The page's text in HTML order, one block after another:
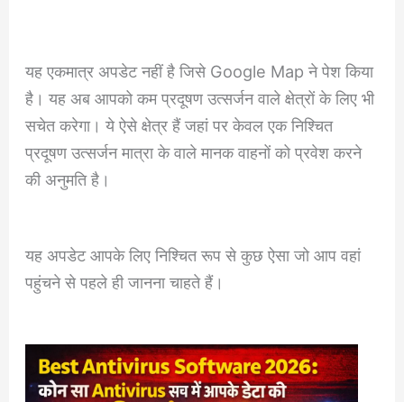
यह एकमात्र अपडेट नहीं है जिसे Google Map ने पेश किया
है। यह अब आपको कम प्रदूषण उत्सर्जन वाले क्षेत्रों के लिए भी
सचेत करेगा। ये ऐसे क्षेत्र हैं जहां पर केवल एक निश्चित
प्रदूषण उत्सर्जन मात्रा के वाले मानक वाहनों को प्रवेश करने
की अनुमति है।
यह अपडेट आपके लिए निश्चित रूप से कुछ ऐसा जो आप वहां
पहुंचने से पहले ही जानना चाहते हैं।